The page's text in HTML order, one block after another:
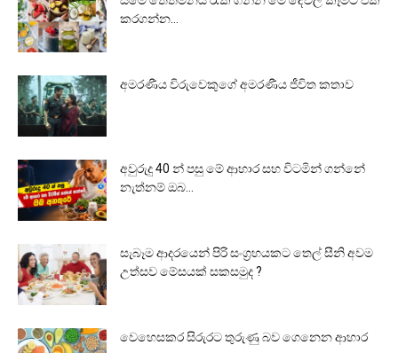
කරගන්න…
අමරණීය විරුවෙකුගේ අමරණීය ජීවිත කතාව
අවුරුදු 40 න් පසු මේ ආහාර සහ විටමින් ගන්නේ
නැත්නම් ඔබ...
සැබෑම ආදරයෙන් පිරි සංග්‍රහයකට තෙල් සීනි අවම
උත්සව මේසයක් සකසමුද ?
වෙහෙසකර සිරුරට තුරුණු බව ගෙනෙන ආහාර